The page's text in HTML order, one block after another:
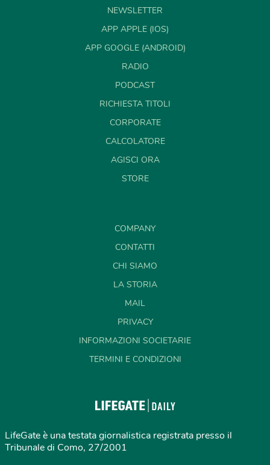
NEWSLETTER
APP APPLE (IOS)
APP GOOGLE (ANDROID)
RADIO
PODCAST
RICHIESTA TITOLI
CORPORATE
CALCOLATORE
AGISCI ORA
STORE
COMPANY
CONTATTI
CHI SIAMO
LA STORIA
MAIL
PRIVACY
INFORMAZIONI SOCIETARIE
TERMINI E CONDIZIONI
LifeGate è una testata giornalistica registrata presso il
Tribunale di Como, 27/2001